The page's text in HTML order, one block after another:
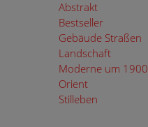
Abstrakt
Bestseller
Gebäude Straßen
Landschaft
Moderne um 1900
Orient
Stilleben